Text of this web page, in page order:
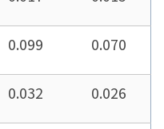
0.099 0.070
0.032 0.026